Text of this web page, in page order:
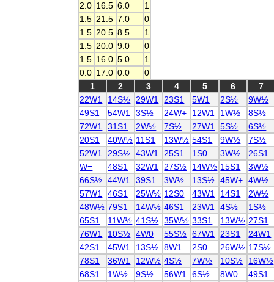
2.0 16.5 6.0
1
1.5 21.5 7.0
0
1.5 20.5 8.5
1
1.5 20.0 9.0
0
1.5 16.0 5.0
1
0.0 17.0 0.0
0
1
2 3 4 5 6
7
22W1
14S½ 29W1 23S1 5W1 2S½
9W½
49S1
54W1 3S½ 24W+ 12W1 1W½
8S½
72W1
31S1 2W½ 7S½ 27W1 5S½
6S½
20S1
40W½ 11S1 13W½ 54S1 9W½
7S½
52W1
29S½ 43W1 25S1 1S0 3W½
26S1
W=
48S1 32W1 27S½ 14W½ 15S1
3W½
66S½ 44W1 39S1 3W½ 13S½ 45W+ 4W½
57W1
46S1 25W½ 12S0 43W1 14S1
2W½
48W½ 79S1 14W½ 46S1 23W1 4S½
1S½
65S1
11W½ 41S½ 35W½ 33S1 13W½ 27S1
76W1
10S½ 4W0 55S½ 67W1 23S1
24W1
42S1
45W1 13S½ 8W1 2S0 26W½ 17S½
78S1
36W1 12W½ 4S½ 7W½ 10S½
16W½
68S1
1W½ 9S½ 56W1 6S½ 8W0
49S1